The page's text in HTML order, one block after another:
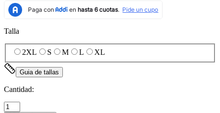
Talla
2XL S M L XL
Guia de tallas
Cantidad: